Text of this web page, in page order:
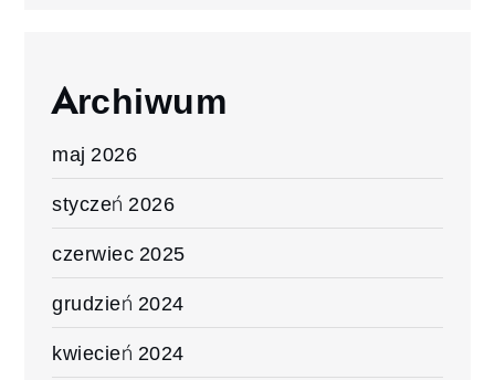
Archiwum
maj 2026
styczeń 2026
czerwiec 2025
grudzień 2024
kwiecień 2024